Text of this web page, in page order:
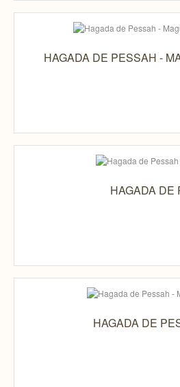
HAGADA DE PESSAH -
HAGADA DE
HAGADA DE